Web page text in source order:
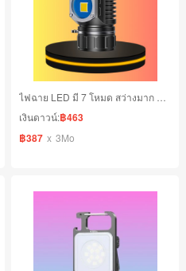
เงินดาวน์:฿463
฿387 x 3Mo